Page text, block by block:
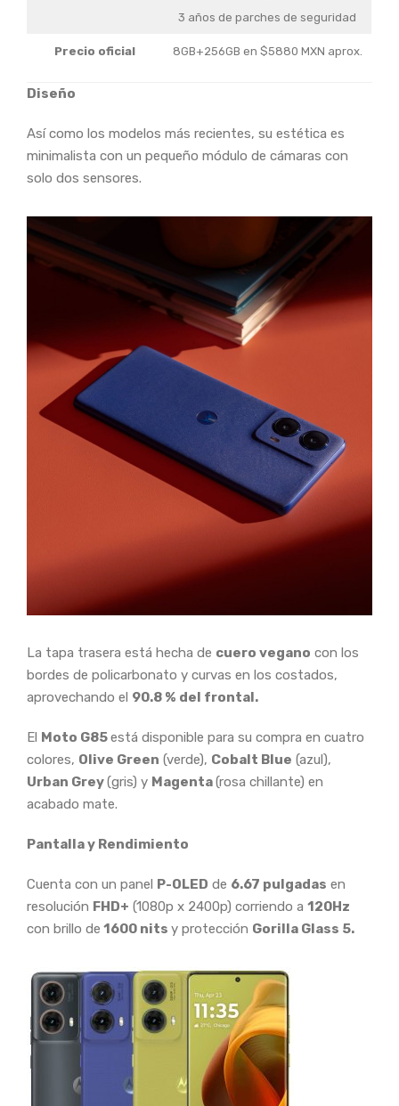
3 años de parches de seguridad
Precio oficial 8GB+256GB en $5880 MXN aprox.
Diseño
Así como los modelos más recientes, su estética es
minimalista con un pequeño módulo de cámaras con
solo dos sensores.
La tapa trasera está hecha de cuero vegano con los
bordes de policarbonato y curvas en los costados,
aprovechando el 90.8 % del frontal.
El Moto G85está disponible para su compra en cuatro
colores, Olive Green (verde), Cobalt Blue (azul),
Urban Grey(gris) y Magenta(rosa chillante) en
acabado mate.
Pantalla y Rendimiento
Cuenta con un panel P-OLED de 6.67 pulgadas en
resolución FHD+ (1080p x 2400p) corriendo a 120Hz
con brillo de 1600 nits y protección Gorilla Glass 5.